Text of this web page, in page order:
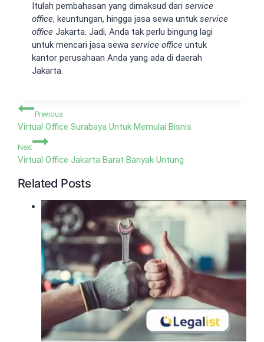
Itulah pembahasan yang dimaksud dari service
office, keuntungan, hingga jasa sewa untuk service
office Jakarta. Jadi, Anda tak perlu bingung lagi
untuk mencari jasa sewa service office untuk
kantor perusahaan Anda yang ada di daerah
Jakarta.
Navigasi
posPrevious
Virtual Office Surabaya Untuk Memulai Bisnis
Next
Virtual Office Jakarta Barat Banyak Untung
Related Posts